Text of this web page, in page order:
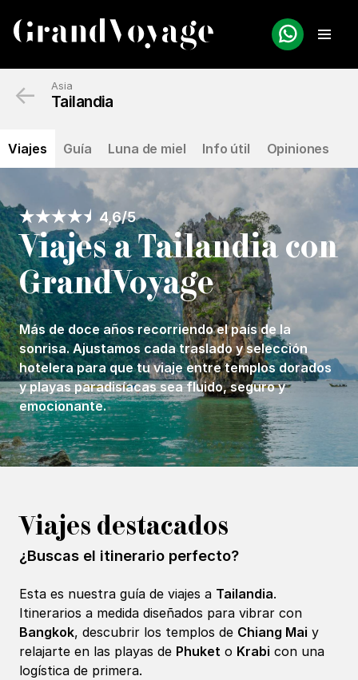
Asia
Tailandia
Viajes Guía Luna de miel Info útil Opiniones
←
4,6/5
Viajes a Tailandia con
GrandVoyage
Más de doce años recorriendo el país de la
sonrisa. Ajustamos cada traslado y selección
hotelera para que tu viaje entre templos dorados
y playas paradisíacas sea fluido, seguro y
emocionante.
Viajes destacados
¿Buscas el itinerario perfecto?
Esta es nuestra guía de viajes a Tailandia.
Itinerarios a medida diseñados para vibrar con
Bangkok, descubrir los templos de Chiang Mai y
relajarte en las playas de Phuket o Krabi con una
logística de primera.